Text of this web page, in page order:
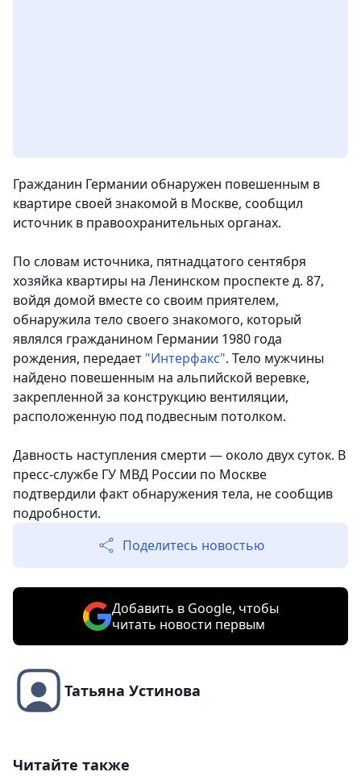
Гражданин Германии обнаружен повешенным в
квартире своей знакомой в Москве, сообщил
источник в правоохранительных органах.
По словам источника, пятнадцатого сентября
хозяйка квартиры на Ленинском проспекте д. 87,
войдя домой вместе со своим приятелем,
обнаружила тело своего знакомого, который
являлся гражданином Германии 1980 года
рождения, передает "Интерфакс". Тело мужчины
найдено повешенным на альпийской веревке,
закрепленной за конструкцию вентиляции,
расположенную под подвесным потолком.
Давность наступления смерти — около двух суток. В
пресс-службе ГУ МВД России по Москве
подтвердили факт обнаружения тела, не сообщив
подробности.
Поделитесь новостью
Добавить в Google, чтобы
читать новости первым
Татьяна Устинова
Читайте также